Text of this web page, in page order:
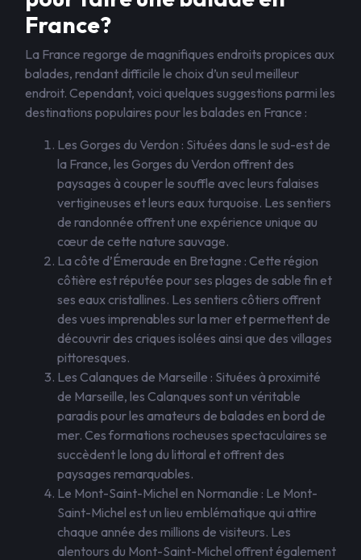
France?
La France regorge de magnifiques endroits propices aux
balades, rendant difficile le choix d’un seul meilleur
endroit. Cependant, voici quelques suggestions parmi les
destinations populaires pour les balades en France :
Les Gorges du Verdon : Situées dans le sud-est de
la France, les Gorges du Verdon offrent des
paysages à couper le souffle avec leurs falaises
vertigineuses et leurs eaux turquoise. Les sentiers
de randonnée offrent une expérience unique au
cœur de cette nature sauvage.
La côte d’Émeraude en Bretagne : Cette région
côtière est réputée pour ses plages de sable fin et
ses eaux cristallines. Les sentiers côtiers offrent
des vues imprenables sur la mer et permettent de
découvrir des criques isolées ainsi que des villages
pittoresques.
Les Calanques de Marseille : Situées à proximité
de Marseille, les Calanques sont un véritable
paradis pour les amateurs de balades en bord de
mer. Ces formations rocheuses spectaculaires se
succèdent le long du littoral et offrent des
paysages remarquables.
Le Mont-Saint-Michel en Normandie : Le Mont-
Saint-Michel est un lieu emblématique qui attire
chaque année des millions de visiteurs. Les
alentours du Mont-Saint-Michel offrent également